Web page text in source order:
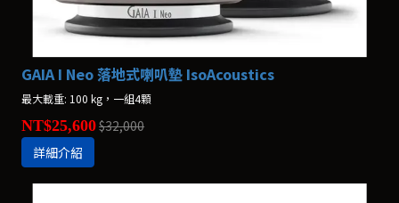
GAIA I Neo 落地式喇叭墊 IsoAcoustics
最大載重: 100 kg，一組4顆
NT$25,600$32,000
詳細介紹